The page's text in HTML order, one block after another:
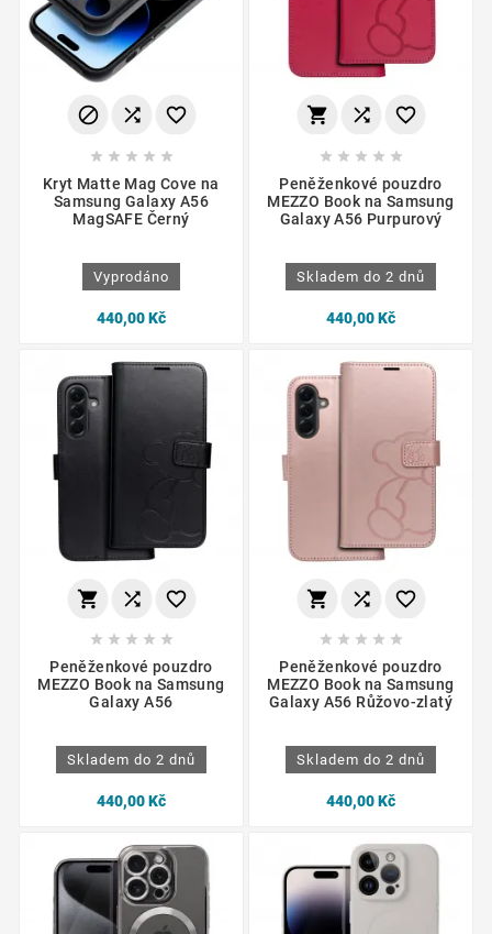
  
    
Kryt Matte Mag Cove na
Samsung Galaxy A56
MagSAFE Černý
Vyprodáno
440,00 Kč
  
    
Peněženkové pouzdro
MEZZO Book na Samsung
Galaxy A56 Purpurový
Skladem do 2 dnů
440,00 Kč
  
    
Peněženkové pouzdro
MEZZO Book na Samsung
Galaxy A56
Skladem do 2 dnů
440,00 Kč
  
    
Peněženkové pouzdro
MEZZO Book na Samsung
Galaxy A56 Růžovo-zlatý
Skladem do 2 dnů
440,00 Kč